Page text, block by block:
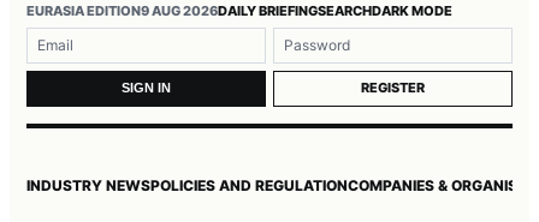
EURASIA EDITION9 AUG 2026DAILY BRIEFINGSEARCHDARK MODE
SIGN IN REGISTER
INDUSTRY NEWSPOLICIES AND REGULATIONCOMPANIES &